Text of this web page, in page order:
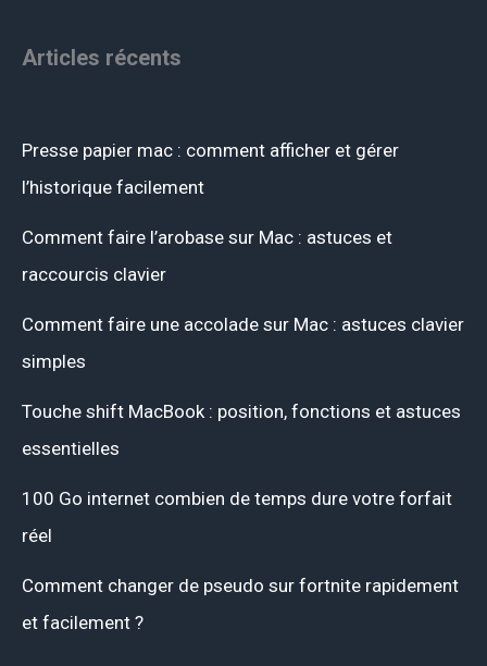
Articles récents
Presse papier mac : comment afficher et gérer
l’historique facilement
Comment faire l’arobase sur Mac : astuces et
raccourcis clavier
Comment faire une accolade sur Mac : astuces clavier
simples
Touche shift MacBook : position, fonctions et astuces
essentielles
100 Go internet combien de temps dure votre forfait
réel
Comment changer de pseudo sur fortnite rapidement
et facilement ?